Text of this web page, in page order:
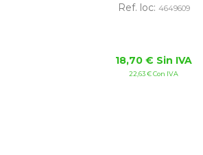
Ref. loc: 4649609
18,70 € Sin IVA
22,63 € Con IVA